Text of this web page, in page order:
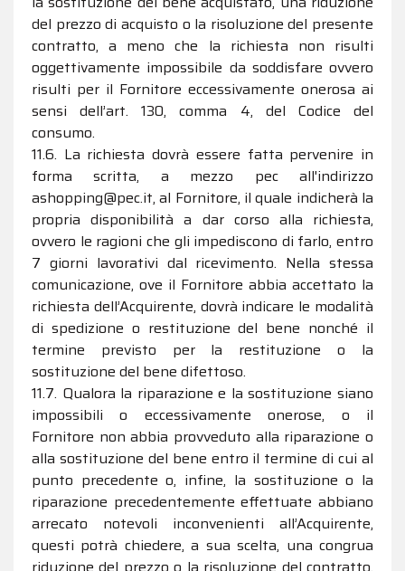
del prezzo di acquisto o la risoluzione del presente
contratto, a meno che la richiesta non risulti
oggettivamente impossibile da soddisfare ovvero
risulti per il Fornitore eccessivamente onerosa ai
sensi dell’art. 130, comma 4, del Codice del
consumo.
11.6. La richiesta dovrà essere fatta pervenire in
forma scritta, a mezzo pec all'indirizzo
ashopping@pec.it, al Fornitore, il quale indicherà la
propria disponibilità a dar corso alla richiesta,
ovvero le ragioni che gli impediscono di farlo, entro
7 giorni lavorativi dal ricevimento. Nella stessa
comunicazione, ove il Fornitore abbia accettato la
richiesta dell’Acquirente, dovrà indicare le modalità
di spedizione o restituzione del bene nonché il
termine previsto per la restituzione o la
sostituzione del bene difettoso.
11.7. Qualora la riparazione e la sostituzione siano
impossibili o eccessivamente onerose, o il
Fornitore non abbia provveduto alla riparazione o
alla sostituzione del bene entro il termine di cui al
punto precedente o, infine, la sostituzione o la
riparazione precedentemente effettuate abbiano
arrecato notevoli inconvenienti all’Acquirente,
questi potrà chiedere, a sua scelta, una congrua